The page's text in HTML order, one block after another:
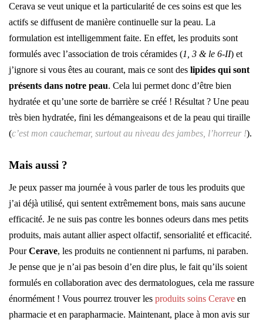
Cerava se veut unique et la particularité de ces soins est que les
actifs se diffusent de manière continuelle sur la peau. La
formulation est intelligemment faite. En effet, les produits sont
formulés avec l’association de trois céramides (1, 3 & le 6-II) et
j’ignore si vous êtes au courant, mais ce sont des lipides qui sont
présents dans notre peau. Cela lui permet donc d’être bien
hydratée et qu’une sorte de barrière se créé ! Résultat ? Une peau
très bien hydratée, fini les démangeaisons et de la peau qui tiraille
(c’est mon cauchemar, surtout au niveau des jambes, l’horreur !).
Mais aussi ?
Je peux passer ma journée à vous parler de tous les produits que
j’ai déjà utilisé, qui sentent extrêmement bons, mais sans aucune
efficacité. Je ne suis pas contre les bonnes odeurs dans mes petits
produits, mais autant allier aspect olfactif, sensorialité et efficacité.
PourCerave, les produits ne contiennent ni parfums, ni paraben.
Je pense que je n’ai pas besoin d’en dire plus, le fait qu’ils soient
formulés en collaboration avec des dermatologues, cela me rassure
énormément ! Vous pourrez trouver les produits soins Cerave en
pharmacie et en parapharmacie. Maintenant, place à mon avis sur